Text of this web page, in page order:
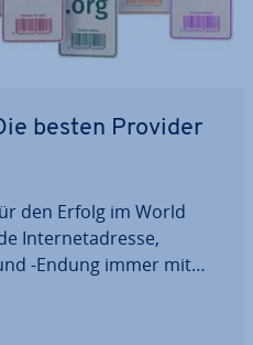
besten Provider
den Erfolg im World
In­ter­net­adres­se,
-Endung immer mit
aber spä­tes­tens